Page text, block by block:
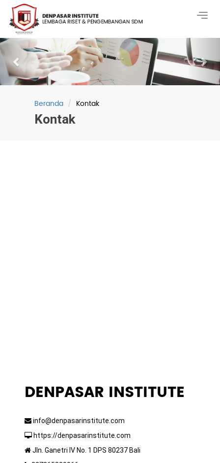
Previous
Beranda Kontak
Kontak
DENPASAR INSTITUTE
info@denpasarinstitute.com
https://denpasarinstitute.com
Jln. Ganetri IV No. 1 DPS 80237 Bali